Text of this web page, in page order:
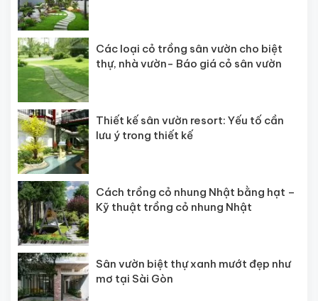
Các loại cỏ trồng sân vườn cho biệt
thự, nhà vườn- Báo giá cỏ sân vườn
Thiết kế sân vườn resort: Yếu tố cần
lưu ý trong thiết kế
Cách trồng cỏ nhung Nhật bằng hạt –
Kỹ thuật trồng cỏ nhung Nhật
Sân vườn biệt thự xanh mướt đẹp như
mơ tại Sài Gòn